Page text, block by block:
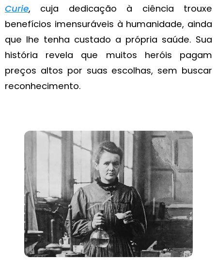
Curie, cuja dedicação à ciência trouxe
benefícios imensuráveis à humanidade, ainda
que lhe tenha custado a própria saúde. Sua
história revela que muitos heróis pagam
preços altos por suas escolhas, sem buscar
reconhecimento.